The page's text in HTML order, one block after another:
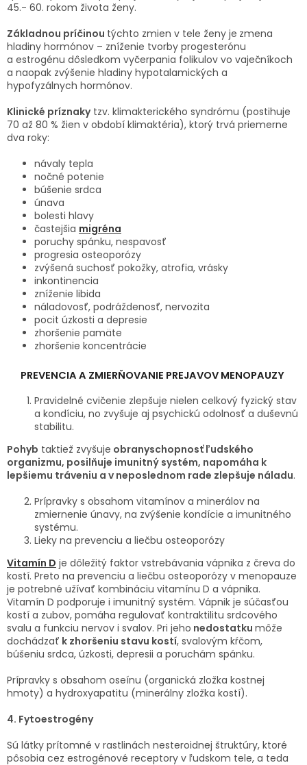
HYGIENA
ZDRAVOTNÍCKE
POMÔCKY
PRÍRODNÉ
VETERINA
SENIORI
ZNAČKY
Prihlásenie
45.- 60. rokom života ženy.
Základnou príčinou týchto zmien v tele ženy je zmena
hladiny hormónov – zníženie tvorby progesterónu
a estrogénu dôsledkom vyčerpania folikulov vo vaječníkoch
a naopak zvýšenie hladiny hypotalamických a
hypofyzálnych hormónov.
Klinické príznakytzv. klimakterického syndrómu (postihuje
70 až 80 % žien v období klimaktéria), ktorý trvá priemerne
dva roky:
návaly tepla
nočné potenie
búšenie srdca
únava
bolesti hlavy
častejšia migréna
poruchy spánku, nespavosť
progresia osteoporózy
zvýšená suchosť pokožky, atrofia, vrásky
inkontinencia
zníženie libida
náladovosť, podráždenosť, nervozita
pocit úzkosti a depresie
zhoršenie pamäte
zhoršenie koncentrácie
PREVENCIA A ZMIERŇOVANIE PREJAVOV MENOPAUZY
Pravidelné cvičenie zlepšuje nielen celkový fyzický stav
a kondíciu, no zvyšuje aj psychickú odolnosť a duševnú
stabilitu.
Pohyb taktiež zvyšuje obranyschopnosť ľudského
organizmu, posilňuje imunitný systém, napomáha k
lepšiemu tráveniu a v neposlednom rade zlepšuje náladu.
Prípravky s obsahom vitamínov a minerálov na
zmiernenie únavy, na zvýšenie kondície a imunitného
systému.
Lieky na prevenciu a liečbu osteoporózy
Vitamín D je dôležitý faktor vstrebávania vápnika z čreva do
kostí. Preto na prevenciu a liečbu osteoporózy v menopauze
je potrebné užívať kombináciu vitamínu D a vápnika.
Vitamín D podporuje i imunitný systém. Vápnik je súčasťou
kostí a zubov, pomáha regulovať kontraktilitu srdcového
svalu a funkciu nervov i svalov. Pri jeho nedostatku môže
dochádzať k zhoršeniu stavu kostí, svalovým kŕčom,
búšeniu srdca, úzkosti, depresii a poruchám spánku.
Prípravky s obsahom oseínu (organická zložka kostnej
hmoty) a hydroxyapatitu (minerálny zložka kostí).
4. Fytoestrogény
Sú látky prítomné v rastlinách nesteroidnej štruktúry, ktoré
pôsobia cez estrogénové receptory v ľudskom tele, a teda